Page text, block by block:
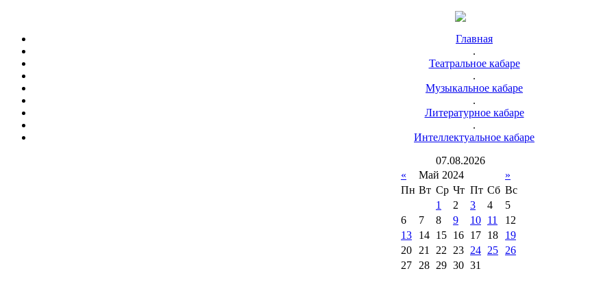
Главная
.
Театральное кабаре
.
Музыкальное кабаре
.
Литературное кабаре
.
Интеллектуальное кабаре
07.08.2026
«
Май 2024
»
Пн Вт Ср Чт Пт Сб Вс
1
2 3 4
5
6
7 8 9 10 11
12
13
14 15 16 17 18
19
20
21 22 23 24 25
26
27
28 29 30 31